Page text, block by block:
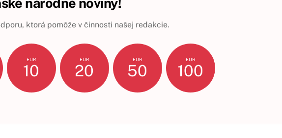
ktorá pomôže v činnosti našej redakcie.
EUR
10
EUR
20
EUR
50
EUR
100